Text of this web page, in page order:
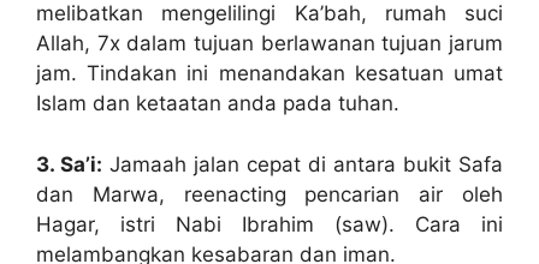
melibatkan mengelilingi Ka’bah, rumah suci
Allah, 7x dalam tujuan berlawanan tujuan jarum
jam. Tindakan ini menandakan kesatuan umat
Islam dan ketaatan anda pada tuhan.
3. Sa’i: Jamaah jalan cepat di antara bukit Safa
dan Marwa, reenacting pencarian air oleh
Hagar, istri Nabi Ibrahim (saw). Cara ini
melambangkan kesabaran dan iman.